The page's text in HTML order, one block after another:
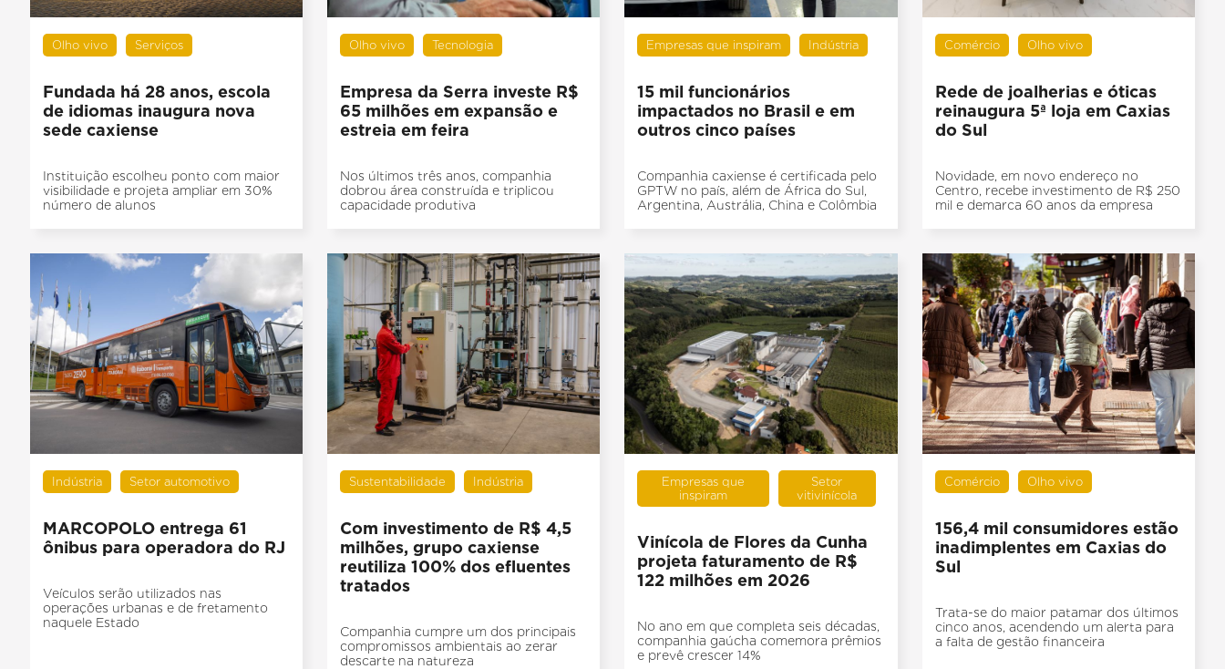
Olho vivo Serviços
Fundada há 28 anos, escola
de idiomas inaugura nova
sede caxiense
Instituição escolheu ponto com maior
visibilidade e projeta ampliar em 30%
número de alunos
Olho vivo Tecnologia
Empresa da Serra investe R$
65 milhões em expansão e
estreia em feira
Nos últimos três anos, companhia
dobrou área construída e triplicou
capacidade produtiva
Empresas que inspiram Indústria
15 mil funcionários
impactados no Brasil e em
outros cinco países
Companhia caxiense é certificada pelo
GPTW no país, além de África do Sul,
Argentina, Austrália, China e Colômbia
Comércio Olho vivo
Rede de joalherias e óticas
reinaugura 5ª loja em Caxias
do Sul
Novidade, em novo endereço no
Centro, recebe investimento de R$ 250
mil e demarca 60 anos da empresa
Indústria Setor automotivo
MARCOPOLO entrega 61
ônibus para operadora do RJ
Veículos serão utilizados nas
operações urbanas e de fretamento
naquele Estado
Sustentabilidade Indústria
Com investimento de R$ 4,5
milhões, grupo caxiense
reutiliza 100% dos efluentes
tratados
Companhia cumpre um dos principais
compromissos ambientais ao zerar
descarte na natureza
Empresas que
inspiram
Setor
vitivinícola
Vinícola de Flores da Cunha
projeta faturamento de R$
122 milhões em 2026
No ano em que completa seis décadas,
companhia gaúcha comemora prêmios
e prevê crescer 14%
Comércio Olho vivo
156,4 mil consumidores estão
inadimplentes em Caxias do
Sul
Trata-se do maior patamar dos últimos
cinco anos, acendendo um alerta para
a falta de gestão financeira